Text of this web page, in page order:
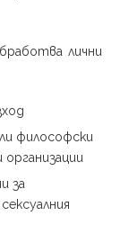
лични
философски
за